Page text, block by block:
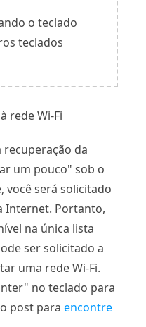
o teclado
teclados
rede Wi-Fi
recuperação da
um pouco" sob o
você será solicitado
Internet. Portanto,
na única lista
ser solicitado a
uma rede Wi-Fi.
no teclado para
post para encontre